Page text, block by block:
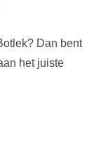
Dan bent
het juiste